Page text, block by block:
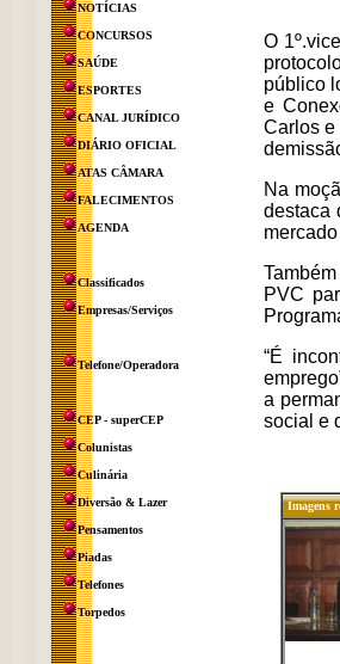
NOTÍCIAS
CONCURSOS
SAÚDE
ESPORTES
CANAL JURÍDICO
DIÁRIO OFICIAL
ATAS CÂMARA
FALECIMENTOS
AGENDA
Classificados
Empresas/Serviços
Telefone/Operadora
CEP - superCEP
Colunistas
Culinária
Diversão & Lazer
Pensamentos
Piadas
Telefones
Torpedos
O
público
e
Carlos e
Na
destaca
PVC
“É
a
social e
Imagens